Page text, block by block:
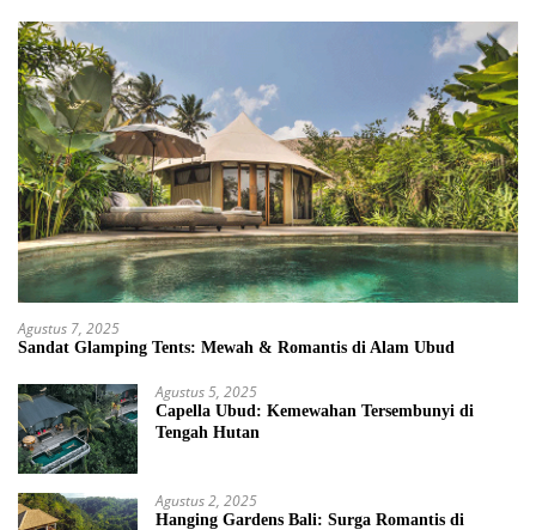
Agustus 7, 2025
Sandat Glamping Tents: Mewah & Romantis di Alam Ubud
Agustus 5, 2025
Capella Ubud: Kemewahan Tersembunyi di
Tengah Hutan
Agustus 2, 2025
Hanging Gardens Bali: Surga Romantis di